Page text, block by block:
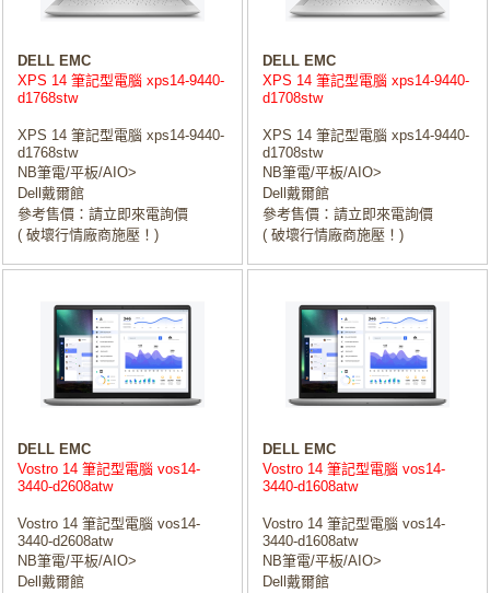
DELL EMC
XPS 14 筆記型電腦 xps14-9440-
d1768stw
XPS 14 筆記型電腦 xps14-9440-
d1768stw
NB筆電/平板/AIO>
Dell戴爾館
參考售價：請立即來電詢價
( 破壞行情廠商施壓！)
DELL EMC
XPS 14 筆記型電腦 xps14-9440-
d1708stw
XPS 14 筆記型電腦 xps14-9440-
d1708stw
NB筆電/平板/AIO>
Dell戴爾館
參考售價：請立即來電詢價
( 破壞行情廠商施壓！)
DELL EMC
Vostro 14 筆記型電腦 vos14-
3440-d2608atw
Vostro 14 筆記型電腦 vos14-
3440-d2608atw
NB筆電/平板/AIO>
Dell戴爾館
DELL EMC
Vostro 14 筆記型電腦 vos14-
3440-d1608atw
Vostro 14 筆記型電腦 vos14-
3440-d1608atw
NB筆電/平板/AIO>
Dell戴爾館